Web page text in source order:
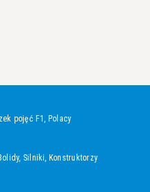
pojęć F1, Polacy
, Silniki, Konstruktorzy